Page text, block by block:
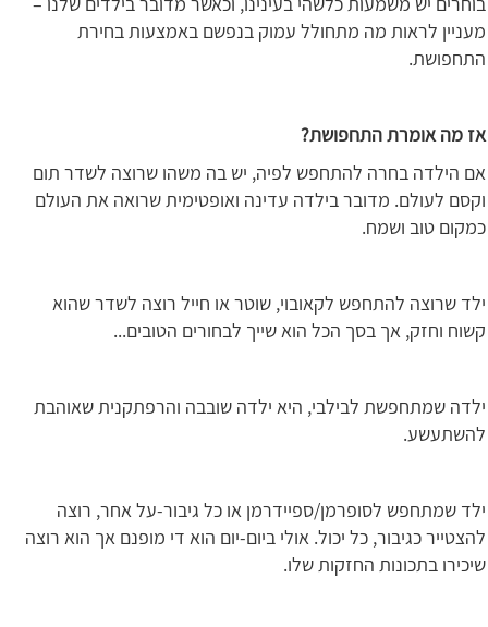
מעניין לראות מה מתחולל עמוק בנפשם באמצעות בחירת
התחפושת.
אז מה אומרת התחפושת?
אם הילדה בחרה להתחפש לפיה, יש בה משהו שרוצה לשדר תום
וקסם לעולם. מדובר בילדה עדינה ואופטימית שרואה את העולם
כמקום טוב ושמח.
ילד שרוצה להתחפש לקאובוי, שוטר או חייל רוצה לשדר שהוא
קשוח וחזק, אך בסך הכל הוא שייך לבחורים הטובים...
ילדה שמתחפשת לבילבי, היא ילדה שובבה והרפתקנית שאוהבת
להשתעשע.
ילד שמתחפש לסופרמן/ספיידרמן או כל גיבור-על אחר, רוצה
להצטייר כגיבור, כל יכול. אולי ביום-יום הוא די מופנם אך הוא רוצה
שיכירו בתכונות החזקות שלו.